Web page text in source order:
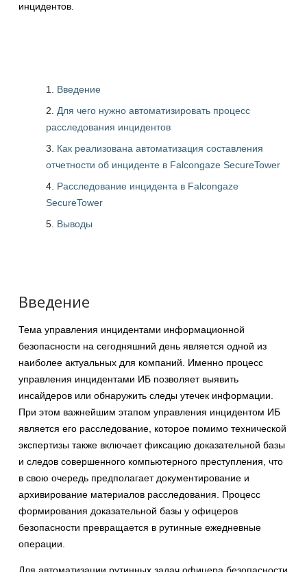
инцидентов.
Введение
Для чего нужно автоматизировать процесс
расследования инцидентов
Как реализована автоматизация составления
отчетности об инциденте в Falcongaze SecureTower
Расследование инцидента в Falcongaze
SecureTower
Выводы
Введение
Тема управления инцидентами информационной
безопасности на сегодняшний день является одной из
наиболее актуальных для компаний. Именно процесс
управления инцидентами ИБ позволяет выявить
инсайдеров или обнаружить следы утечек информации.
При этом важнейшим этапом управления инцидентом ИБ
является его расследование, которое помимо технической
экспертизы также включает фиксацию доказательной базы
и следов совершенного компьютерного преступления, что
в свою очередь предполагает документирование и
архивирование материалов расследования. Процесс
формирования доказательной базы у офицеров
безопасности превращается в рутинные ежедневные
операции.